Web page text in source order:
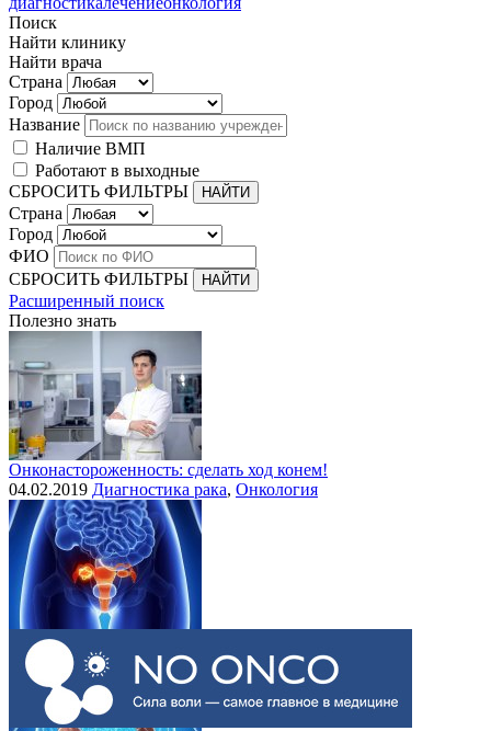
Поиск
Найти клинику
Найти врача
Страна
Город
Название
Наличие ВМП
Работают в выходные
СБРОСИТЬ ФИЛЬТРЫ
Страна
Город
ФИО
СБРОСИТЬ ФИЛЬТРЫ
Расширенный поиск
Полезно знать
Онконастороженность: сделать ход конем!
04.02.2019 Диагностика рака, Онкология
Выделения при раке шейки матки
30.07.2015 Рак шейки матки